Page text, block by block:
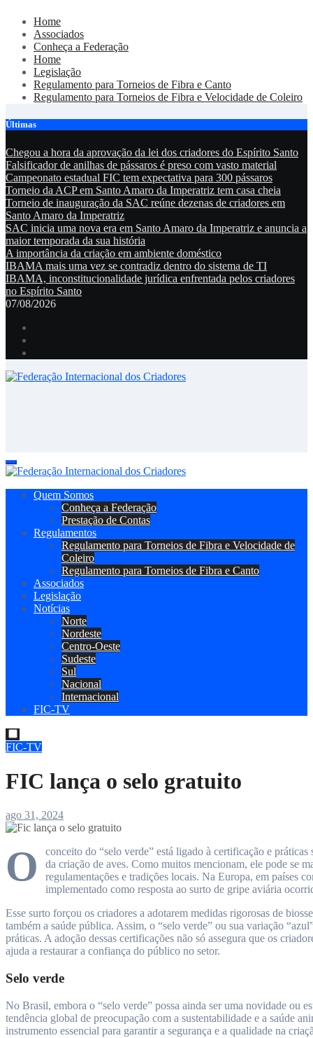
Skip
content
Home
Associados
Conheça a Federação
Home
Legislação
Regulamento para Torneios de Fibra e Canto
Regulamento para Torneios de Fibra e Velocidade de Coleiro
Últimas
Chegou a hora da aprovação da lei dos criadores do Espírito Santo
Falsificador de anilhas de pássaros é preso com vasto material
Campeonato estadual FIC tem expectativa para 300 pássaros
Torneio da ACP em Santo Amaro da Imperatriz tem casa cheia
Torneio de inauguração da SAC reúne dezenas de criadores em
Santo Amaro da Imperatriz
SAC inicia uma nova era em Santo Amaro da Imperatriz e anuncia a
maior temporada da sua história
A importância da criação em ambiente doméstico
IBAMA mais uma vez se contradiz dentro do sistema de TI
IBAMA, inconstitucionalidade jurídica enfrentada pelos criadores
no Espírito Santo
07/08/2026
Site da Federação Internacional dos Criadores de Pássaros
Quem Somos
Conheça a Federação
Prestação de Contas
Regulamentos
Regulamento para Torneios de Fibra e Velocidade de
Coleiro
Regulamento para Torneios de Fibra e Canto
Associados
Legislação
Notícias
Norte
Nordeste
Centro-Oeste
Sudeste
Sul
Nacional
Internacional
FIC-TV
FIC-TV
FIC lança o selo gratuito
ago 31, 2024
O
conceito do “selo verde” está ligado à certificação e
da criação de aves. Como muitos mencionam, ele pode se
regulamentações e tradições locais. Na Europa, em países
implementado como resposta ao surto de gripe aviária
Esse surto forçou os criadores a adotarem medidas rigorosas de
também a saúde pública. Assim, o “selo verde” ou sua variação
práticas. A adoção dessas certificações não só assegura que os
ajuda a restaurar a confiança do público no setor.
Selo verde
No Brasil, embora o “selo verde” possa ainda ser uma novidade ou
tendência global de preocupação com a sustentabilidade e a saúde
instrumento essencial para garantir a segurança e a qualidade na